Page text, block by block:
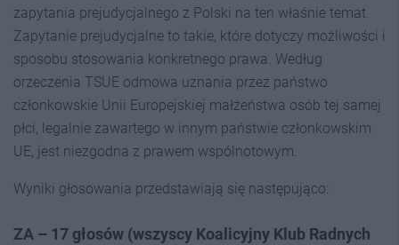
zapytania prejudycjalnego z Polski na ten właśnie temat.
Zapytanie prejudycjalne to takie, które dotyczy możliwości i
sposobu stosowania konkretnego prawa. Według
orzeczenia TSUE odmowa uznania przez państwo
członkowskie Unii Europejskiej małżeństwa osób tej samej
płci, legalnie zawartego w innym państwie członkowskim
UE, jest niezgodna z prawem wspólnotowym.
Wyniki głosowania przedstawiają się następująco:
ZA – 17 głosów (wszyscy Koalicyjny Klub Radnych